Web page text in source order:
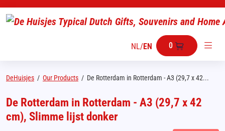
NL/EN 0
DeHuisjes / Our Products / De Rotterdam in Rotterdam - A3 (29,7 x 42...
De Rotterdam in Rotterdam - A3 (29,7 x 42
cm), Slimme lijst donker